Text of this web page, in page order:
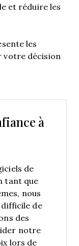
et réduire les
les
votre décision
à
de
tant que
nous
de
des
notre
lors de